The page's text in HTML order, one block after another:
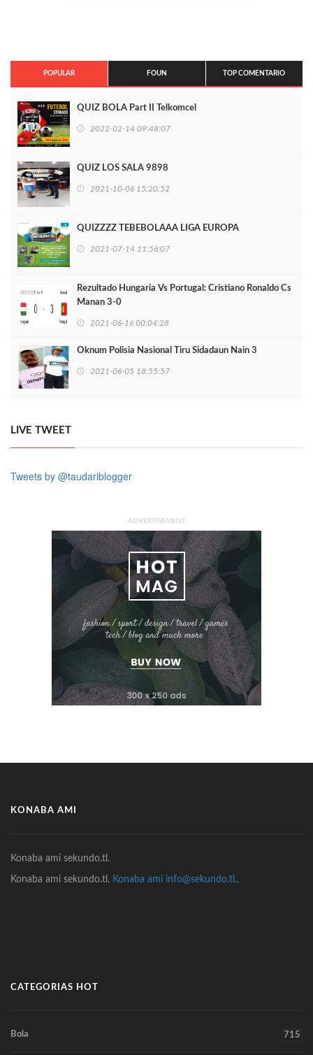
POPULAR FOUN TOP COMENTARIO
QUIZ BOLA Part II Telkomcel
2022-02-14 09:48:07
QUIZ LOS SALA 9898
2021-10-06 15:20:52
QUIZZZZ TEBEBOLAAA LIGA EUROPA
2021-07-14 11:56:07
Rezultado Hungaria Vs Portugal: Cristiano Ronaldo Cs
Manan 3-0
2021-06-16 00:04:28
Oknum Polisia Nasional Tiru Sidadaun Nain 3
2021-06-05 18:55:57
LIVE TWEET
Tweets by @taudariblogger
ADVERTISEMENT
KONABA AMI
Konaba ami sekundo.tl.
Konaba ami sekundo.tl. Konaba ami info@sekundo.tl..
CATEGORIAS HOT
Bola 715